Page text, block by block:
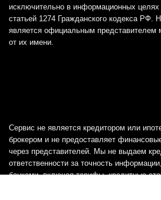
исключительно в информационных целях
статьей 1274 Гражданского кодекса РФ.
является официальным представителем
от их имени.
Сервис не является кредитором или
брокером и не предоставляет
через представителей. Мы не выдаем
ответственности за точность
банками, включая тарифы, кредитные